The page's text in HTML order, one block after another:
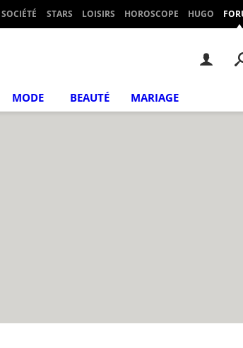
SOCIÉTÉ STARS LOISIRS HOROSCOPE HUGO
MODE BEAUTÉ MARIAGE